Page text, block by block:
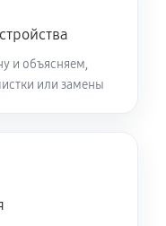
и объясняем,
или замены